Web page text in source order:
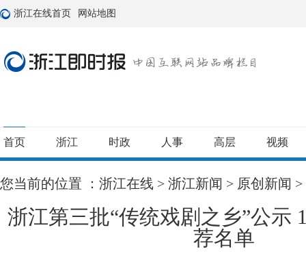
浙江在线首页 网站地图
首页 浙江 时政 人事 高层 视频
您当前的位置 ： 浙江在线 > 浙江新闻 > 原创新闻 >
浙江第三批“传统戏剧之乡”公示
荐名单